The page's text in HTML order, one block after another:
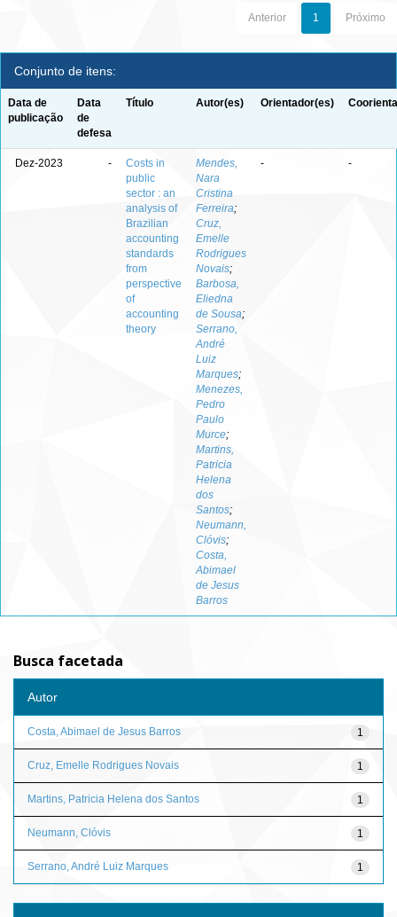
Anterior 1 Próximo
Conjunto de itens:
Data de
publicação
Data
de
defesa
Título Autor(es) Orientador(es)
Dez-2023 -
Costs in
public
sector : an
analysis of
Brazilian
accounting
standards
from
perspective
of
accounting
theory
Mendes,
Nara
Cristina
Ferreira;
Cruz,
Emelle
Rodrigues
Novais;
Barbosa,
Eliedna
de Sousa;
Serrano,
André
Luiz
Marques;
Menezes,
Pedro
Paulo
Murce;
Martins,
Patricia
Helena
dos
Santos;
Neumann,
Clóvis;
Costa,
Abimael
de Jesus
Barros
- -
Busca facetada
Autor
1
Costa, Abimael de Jesus Barros
1
Cruz, Emelle Rodrigues Novais
1
Martins, Patricia Helena dos Santos
1
Neumann, Clóvis
1
Serrano, André Luiz Marques